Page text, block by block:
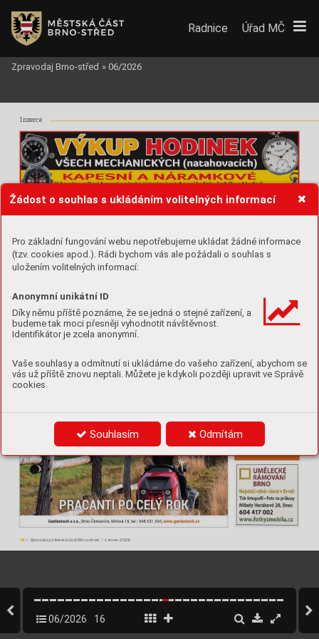
Žádost o souhlas s ukládáním volitelných informací
Pro základní fungování webu nepotřebujeme ukládat žádné informace
(tzv. cookies apod.). Rádi bychom vás ale požádali o souhlas s
uložením volitelných informací:
Anonymní unikátní ID
Díky němu příště poznáme, že se jedná o stejné zařízení, a
budeme tak moci přesněji vyhodnotit návštěvnost.
Identifikátor je zcela anonymní.
Vaše souhlasy a odmítnutí si ukládáme do vašeho zařízení, abychom se
vás už příště znovu neptali. Můžete je kdykoli později upravit ve Správě
cookies
Souhlasím Odmítám
Inzerce
16 | Zpravodaj městské části Brno-střed | červen 2026
Radnice Úřad MČ
Zpravodaj Brno-střed » 06/2026
06/2026 16